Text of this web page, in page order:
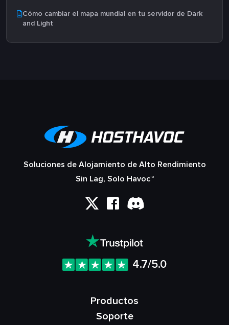
Cómo cambiar el mapa mundial en tu servidor de Dark
and Light
Soluciones de Alojamiento de Alto Rendimiento
Sin Lag, Solo Havoc™
4.7/5.0
Productos
Soporte